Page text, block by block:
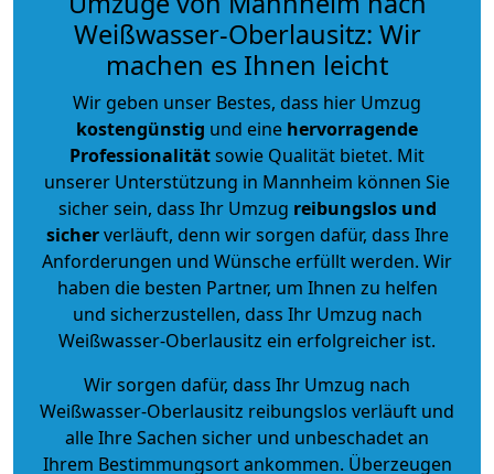
Weißwasser-Oberlausitz: Wir
machen es Ihnen leicht
Wir geben unser Bestes, dass hier Umzug
kostengünstig und eine hervorragende
Professionalitätsowie Qualität bietet. Mit
unserer Unterstützung in Mannheim können Sie
sicher sein, dass Ihr Umzug reibungslos und
sicherverläuft, denn wir sorgen dafür, dass Ihre
Anforderungen und Wünsche erfüllt werden. Wir
haben die besten Partner, um Ihnen zu helfen
und sicherzustellen, dass Ihr Umzug nach
Weißwasser-Oberlausitz ein erfolgreicher ist.
Wir sorgen dafür, dass Ihr Umzug nach
Weißwasser-Oberlausitz reibungslos verläuft und
alle Ihre Sachen sicher und unbeschadet an
Ihrem Bestimmungsort ankommen. Überzeugen